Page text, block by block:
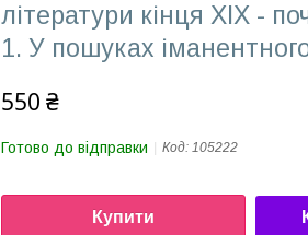
літератури кінця ХІХ -
1. У пошуках
550 ₴
Готово до відправки Код: 105222
Купити